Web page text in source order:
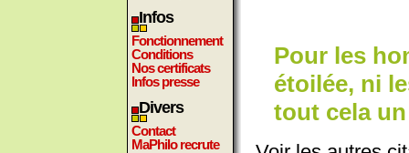
Infos
Fonctionnement
Conditions
Nos certificats
Infos presse
Divers
Contact
MaPhilo recrute
Pour les
étoilée, ni
tout cela